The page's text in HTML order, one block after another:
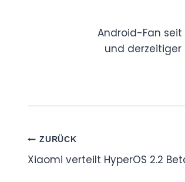
Android-Fan seit
und derzeitiger
Beitragsnavigation
ZURÜCK
Xiaomi verteilt HyperOS 2.2